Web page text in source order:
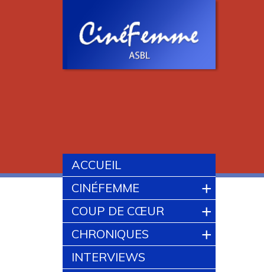
ACCUEIL
CINÉFEMME
+
COUP DE CŒUR +
CHRONIQUES +
INTERVIEWS